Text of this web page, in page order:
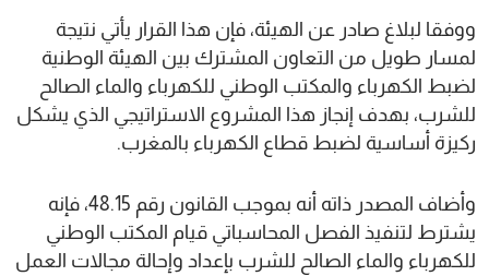
ووفقا لبلاغ صادر عن الهيئة، فإن هذا القرار يأتي نتيجة
لمسار طويل من التعاون المشترك بين الهيئة الوطنية
لضبط الكهرباء والمكتب الوطني للكهرباء والماء الصالح
للشرب، بهدف إنجاز هذا المشروع الاستراتيجي الذي يشكل
ركيزة أساسية لضبط قطاع الكهرباء بالمغرب.
وأضاف المصدر ذاته أنه بموجب القانون رقم 48.15، فإنه
يشترط لتنفيذ الفصل المحاسباتي قيام المكتب الوطني
للكهرباء والماء الصالح للشرب بإعداد وإحالة مجالات العمل